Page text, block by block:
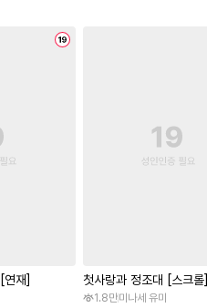
연재] 첫사랑과 정조대 [스크롤]
1.8만미나세 유미